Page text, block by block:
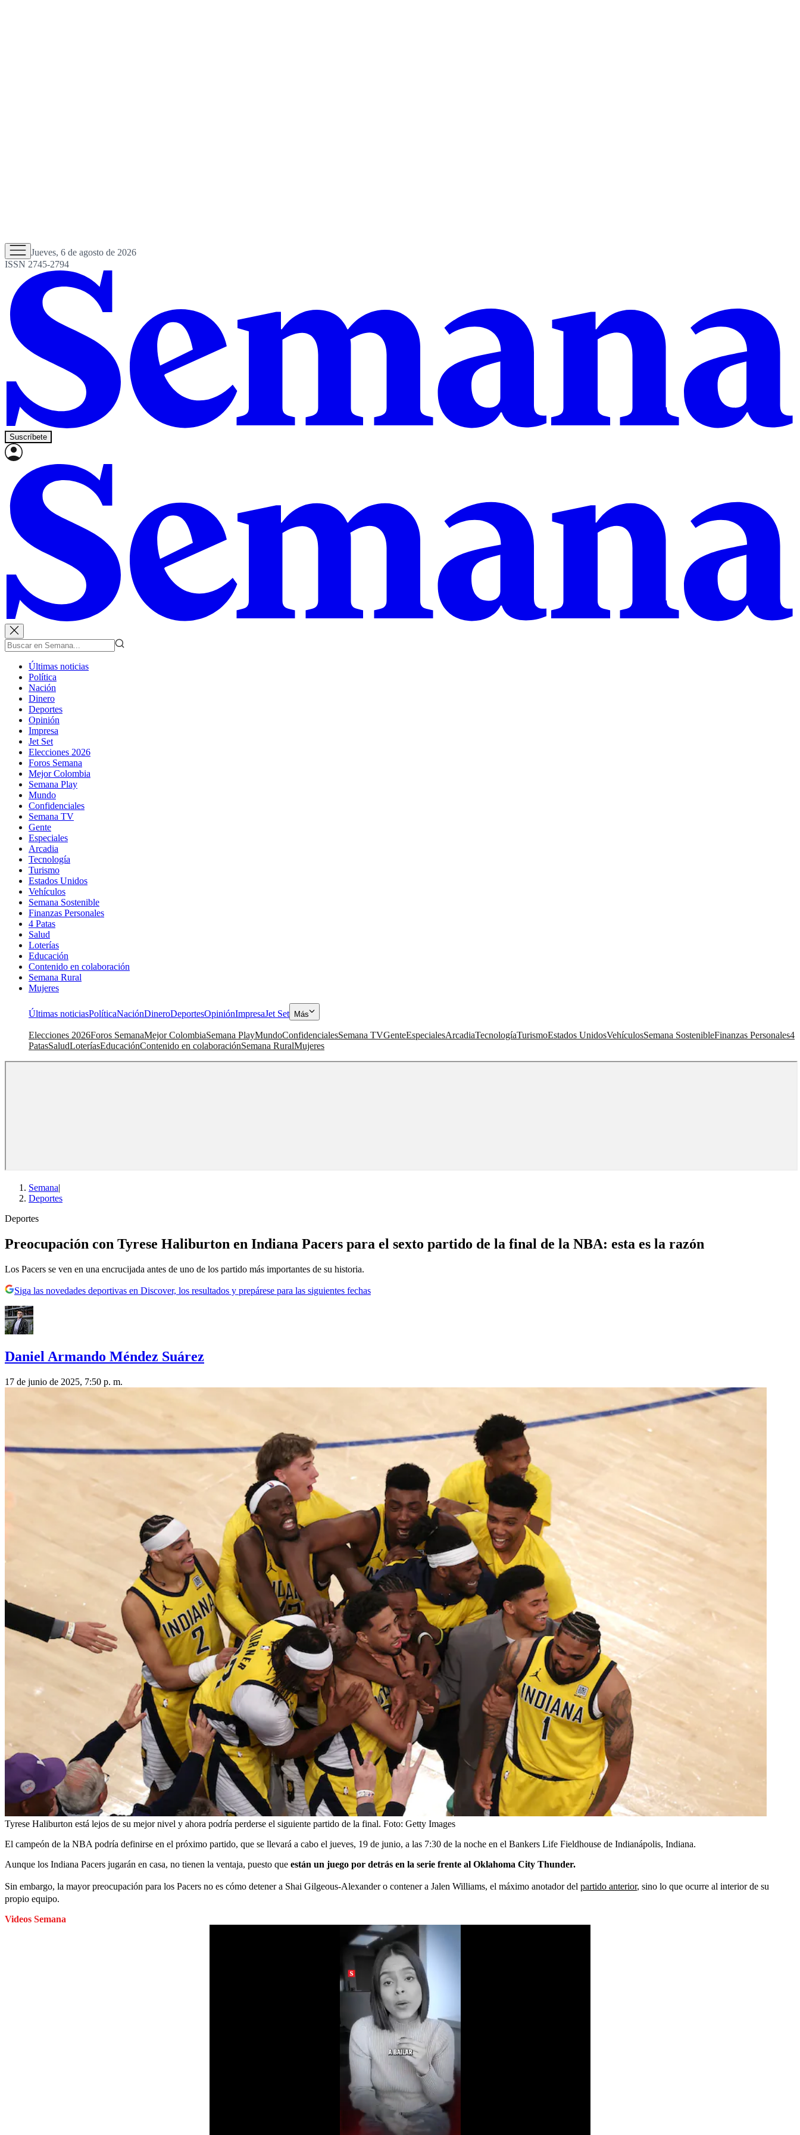
Jueves, 6 de agosto de 2026
ISSN 2745-2794
Suscríbete
Últimas noticias
Política
Nación
Dinero
Deportes
Opinión
Impresa
Jet Set
Elecciones 2026
Foros Semana
Mejor Colombia
Semana Play
Mundo
Confidenciales
Semana TV
Gente
Especiales
Arcadia
Tecnología
Turismo
Estados Unidos
Vehículos
Semana Sostenible
Finanzas Personales
4 Patas
Salud
Loterías
Educación
Contenido en colaboración
Semana Rural
Mujeres
Últimas noticiasPolíticaNaciónDineroDeportesOpiniónImpresaJet Set Más
Elecciones 2026Foros SemanaMejor ColombiaSemana PlayMundoConfidencialesSemana TVGenteEspecialesArcadiaTecnologíaTurismoEstados UnidosVehículosSemana SostenibleFinanzas Personales4
PatasSaludLoteríasEducaciónContenido en colaboraciónSemana RuralMujeres
Semana|
Deportes
Deportes
Preocupación con Tyrese Haliburton en Indiana Pacers para el sexto partido de la final de la NBA: esta es la razón
Los Pacers se ven en una encrucijada antes de uno de los partido más importantes de su historia.
Siga las novedades deportivas en Discover, los resultados y prepárese para las siguientes fechas
Daniel Armando Méndez Suárez
17 de junio de 2025, 7:50 p. m.
Tyrese Haliburton está lejos de su mejor nivel y ahora podría perderse el siguiente partido de la final. Foto: Getty Images
El campeón de la NBA podría definirse en el próximo partido, que se llevará a cabo el jueves, 19 de junio, a las 7:30 de la noche en el Bankers Life Fieldhouse de Indianápolis, Indiana.
Aunque los Indiana Pacers jugarán en casa, no tienen la ventaja, puesto que están un juego por detrás en la serie frente al Oklahoma City Thunder.
Sin embargo, la mayor preocupación para los Pacers no es cómo detener a Shai Gilgeous-Alexander o contener a Jalen Williams, el máximo anotador del partido anterior, sino lo que ocurre al interior de su
propio equipo.
Videos Semana